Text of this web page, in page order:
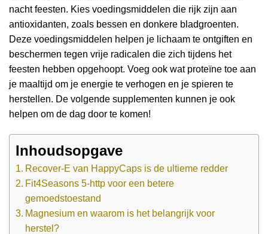
nacht feesten. Kies voedingsmiddelen die rijk zijn aan
antioxidanten, zoals bessen en donkere bladgroenten.
Deze voedingsmiddelen helpen je lichaam te ontgiften en
beschermen tegen vrije radicalen die zich tijdens het
feesten hebben opgehoopt. Voeg ook wat proteïne toe aan
je maaltijd om je energie te verhogen en je spieren te
herstellen. De volgende supplementen kunnen je ook
helpen om de dag door te komen!
Inhoudsopgave
Recover-E van HappyCaps is de ultieme redder
Fit4Seasons 5-http voor een betere
gemoedstoestand
Magnesium en waarom is het belangrijk voor
herstel?